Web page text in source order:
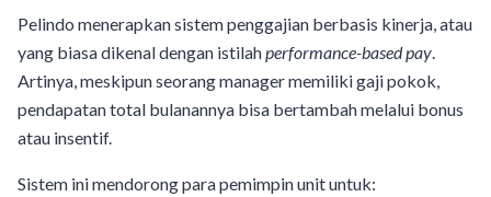
Pelindo menerapkan sistem penggajian berbasis kinerja, atau
yang biasa dikenal dengan istilahperformance-based pay.
Artinya, meskipun seorang manager memiliki gaji pokok,
pendapatan total bulanannya bisa bertambah melalui bonus
atau insentif.
Sistem ini mendorong para pemimpin unit untuk: